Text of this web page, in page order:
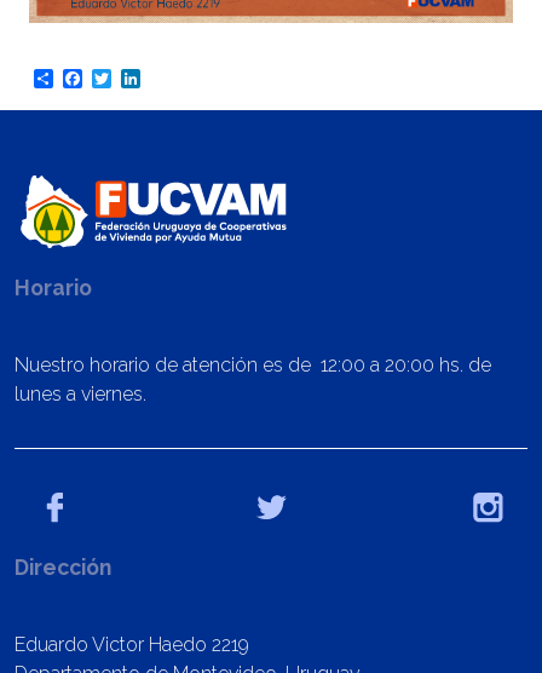
ShareFacebook
Twitter
Horario
Nuestro horario de atención es de 12:00 a 20:00 hs. de
lunes a viernes.
Dirección
Eduardo Victor Haedo 2219